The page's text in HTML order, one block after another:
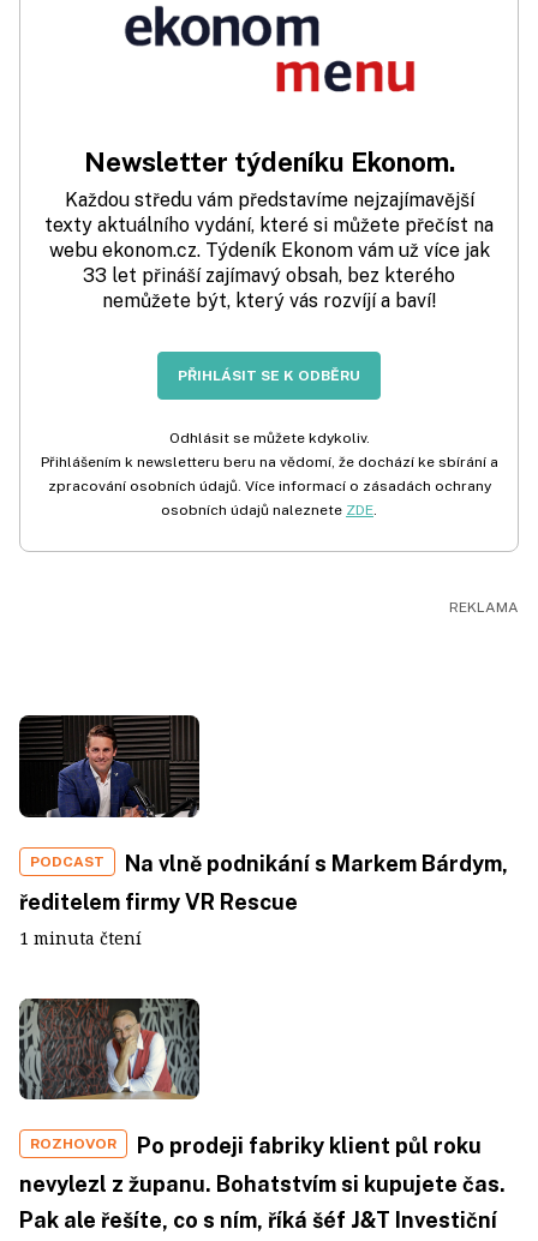
Newsletter týdeníku Ekonom.
Každou středu vám představíme nejzajímavější
texty aktuálního vydání, které si můžete přečíst na
webu ekonom.cz. Týdeník Ekonom vám už více jak
33 let přináší zajímavý obsah, bez kterého
nemůžete být, který vás rozvíjí a baví!
PŘIHLÁSIT SE K ODBĚRU
Odhlásit se můžete kdykoliv.
Přihlášením k newsletteru beru na vědomí, že dochází ke sbírání a
zpracování osobních údajů. Více informací o zásadách ochrany
osobních údajů naleznete ZDE.
PODCAST
Na vlně podnikání s Markem Bárdym,
ředitelem firmy VR Rescue
1 minuta čtení
ROZHOVOR
Po prodeji fabriky klient půl roku
nevylezl z županu. Bohatstvím si kupujete čas.
Pak ale řešíte, co s ním, říká šéf J&T Investiční